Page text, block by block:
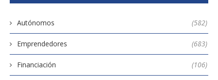
Autónomos (582)
Emprendedores (683)
Financiación (106)